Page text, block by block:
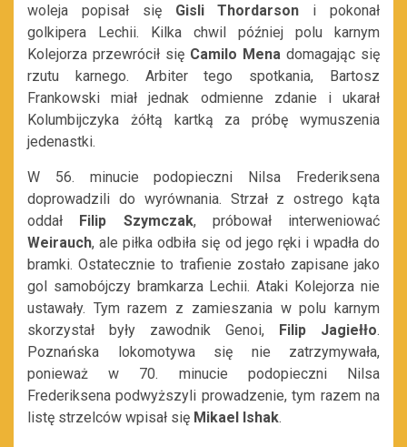
woleja popisał się Gisli Thordarson i pokonał
golkipera Lechii. Kilka chwil później polu karnym
Kolejorza przewrócił się Camilo Mena domagając się
rzutu karnego. Arbiter tego spotkania, Bartosz
Frankowski miał jednak odmienne zdanie i ukarał
Kolumbijczyka żółtą kartką za próbę wymuszenia
jedenastki.
W 56. minucie podopieczni Nilsa Frederiksena
doprowadzili do wyrównania. Strzał z ostrego kąta
oddał Filip Szymczak, próbował interweniować
Weirauch, ale piłka odbiła się od jego ręki i wpadła do
bramki. Ostatecznie to trafienie zostało zapisane jako
gol samobójczy bramkarza Lechii. Ataki Kolejorza nie
ustawały. Tym razem z zamieszania w polu karnym
skorzystał były zawodnik Genoi, Filip Jagiełło.
Poznańska lokomotywa się nie zatrzymywała,
ponieważ w 70. minucie podopieczni Nilsa
Frederiksena podwyższyli prowadzenie, tym razem na
listę strzelców wpisał się Mikael Ishak.